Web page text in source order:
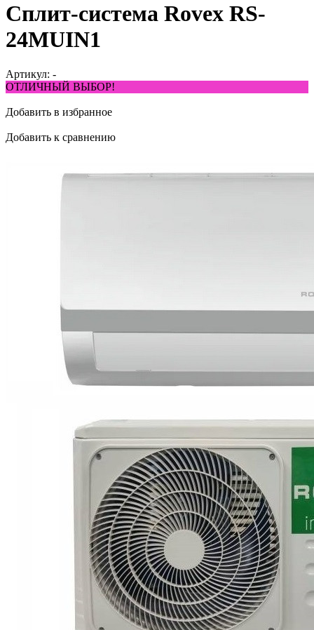
Сплит-система Rovex RS-
24MUIN1
Артикул: -
ОТЛИЧНЫЙ ВЫБОР!
Добавить в избранное
Добавить к сравнению